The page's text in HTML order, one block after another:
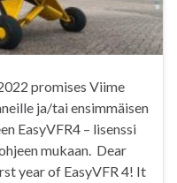
promises Viime
ja/tai ensimmäisen
EasyVFR4 – lisenssi
mukaan. Dear
year of EasyVFR 4! It